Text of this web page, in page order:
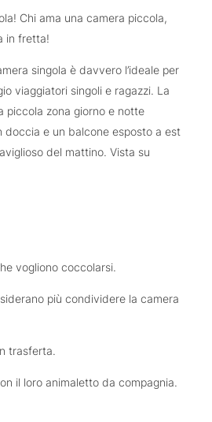
Chi ama una camera piccola,
in fretta!
singola è davvero l’ideale per
viaggiatori singoli e ragazzi. La
piccola zona giorno e notte
doccia e un balcone esposto a est
del mattino. Vista su
vogliono coccolarsi.
più condividere la camera
trasferta.
il loro animaletto da compagnia.